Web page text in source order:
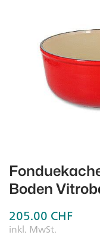
Boden
205.00 CHF
inkl. MwSt.